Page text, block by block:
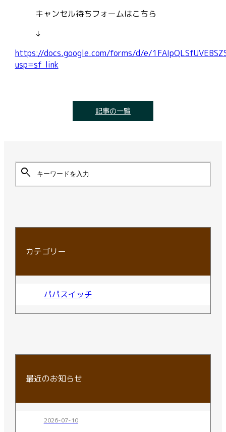
キャンセル待ちフォームはこちら
↓
https://docs.google.com/forms/d/e/
usp=sf_link
記事の一覧
search
カテゴリー
パパスイッチ
最近のお知らせ
2026-07-10